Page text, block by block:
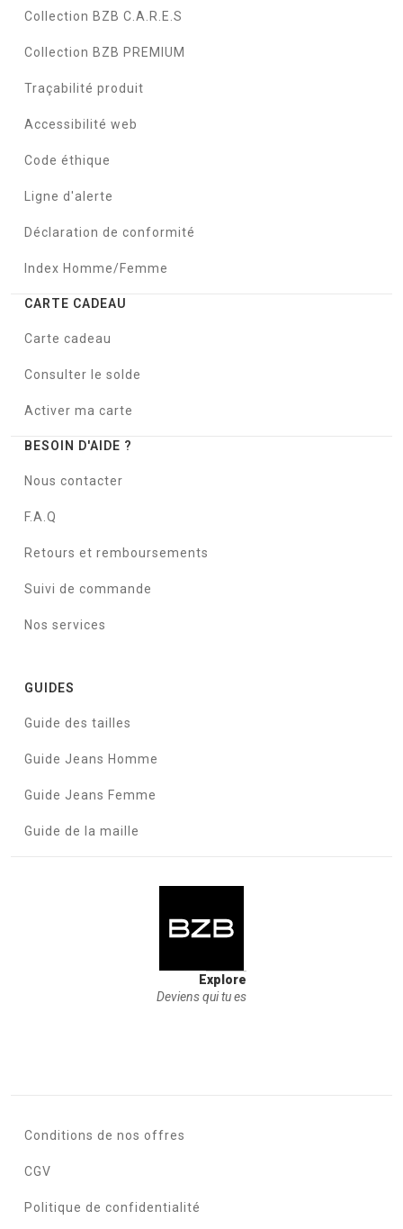
Collection BZB C.A.R.E.S
Collection BZB PREMIUM
Traçabilité produit
Accessibilité web
Code éthique
Ligne d'alerte
Déclaration de conformité
Index Homme/Femme
CARTE CADEAU
Carte cadeau
Consulter le solde
Activer ma carte
BESOIN D'AIDE ?
Nous contacter
F.A.Q
Retours et remboursements
Suivi de commande
Nos services
GUIDES
Guide des tailles
Guide Jeans Homme
Guide Jeans Femme
Guide de la maille
Explore
Deviens qui tu es
Conditions de nos offres
CGV
Politique de confidentialité